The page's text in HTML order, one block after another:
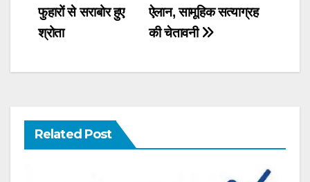
ऐलान, सामूहिक सत्याग्रह
की चेतावनी
फुहारों से सराबोर हुए
श्रोता
Related Post